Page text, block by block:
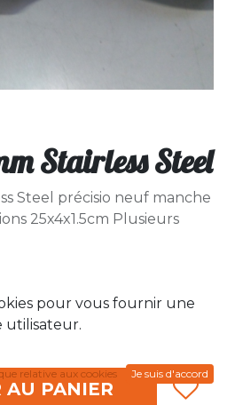
Stairless Steel
Steel précisio neuf manche
25x4x1.5cm Plusieurs
AU PANIER
pour vous fournir une
utilisateur.
relative aux cookies Je suis d'accord